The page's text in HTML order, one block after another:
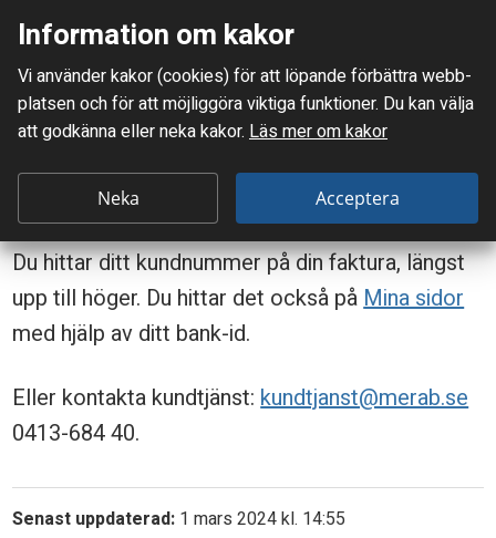
Mellanskånes Renhållnings AB
Du är här: Frågor & svar Var hittar jag mitt kundnummer?
V
r
h
a
Var hittar jag mitt
kundnummer?
Du hittar ditt kundnummer på din faktura, längst
upp till höger. Du hittar det också påMina sidor
med hjälp av ditt bank-id.
Eller kontakta kundtjänst:kundtjanst@merab.se
0413-684 40.
Senast uppdaterad: 1 mars 2024 kl. 14:55
Information om kakor
Vi använder kakor (cookies) för att löpande förbättra webb­
platsen och för att möjlig­göra viktiga funktioner. Du kan välja
att godkänna eller neka kakor. Läs mer om kakor
Neka Acceptera